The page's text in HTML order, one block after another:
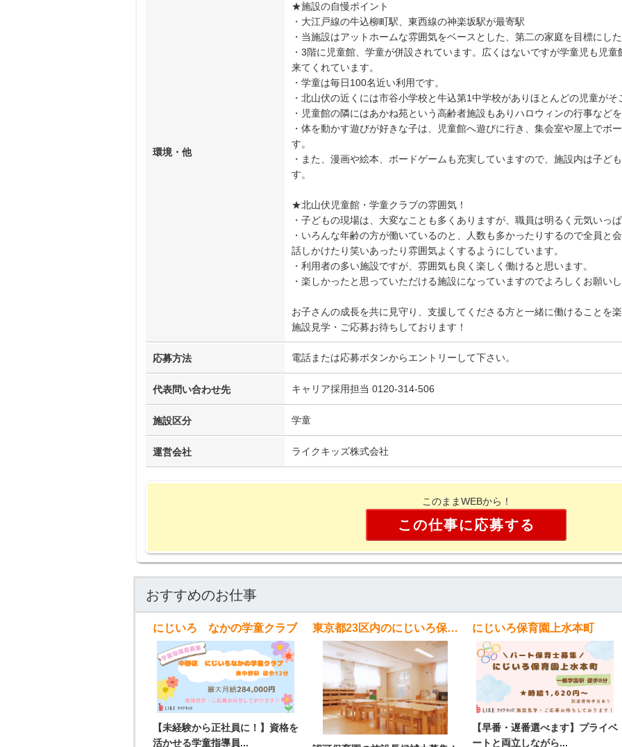
環境・他
★施設の自慢ポイント
・大江戸線の牛込柳町駅、東西線の神楽坂駅が最寄駅
・当施設はアットホームな雰囲気をベースとした、第二の家庭を目標にし
・3階に児童館、学童が併設されています。広くはないですが学童児も児
来てくれています。
・学童は毎日100名近い利用です。
・北山伏の近くには市谷小学校と牛込第1中学校がありほとんどの児童がそ
・児童館の隣にはあかね苑という高齢者施設もありハロウィンの行事など
・体を動かす遊びが好きな子は、児童館へ遊びに行き、集会室や屋上でボ
す。
・また、漫画や絵本、ボードゲームも充実していますので、施設内は子ど
す。
★北山伏児童館・学童クラブの雰囲気！
・子どもの現場は、大変なことも多くありますが、職員は明るく元気いっぱ
・いろんな年齢の方が働いているのと、人数も多かったりするので全員と
話しかけたり笑いあったり雰囲気よくするようにしています。
・利用者の多い施設ですが、雰囲気も良く楽しく働けると思います。
・楽しかったと思っていただける施設になっていますのでよろしくお願いし
お子さんの成長を共に見守り、支援してくださる方と一緒に働けることを楽
施設見学・ご応募お待ちしております！
応募方法 電話または応募ボタンからエントリーして下さい。
代表問い合わせ先 キャリア採用担当 0120-314-506
施設区分 学童
運営会社 ライクキッズ株式会社
このままWEBから！
この仕事に応募する
おすすめのお仕事
にじいろ なかの学童クラブ
【未経験から正社員に！】資格を
活かせる学童指導員...
東京都23区内のにじいろ保育園 にじいろ保育園上水本町
【早番・遅番選べます】プライベ
ートと両立しながら...